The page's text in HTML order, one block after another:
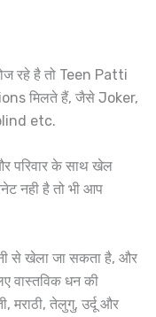
रहे है तो Teen Patti
मिलते हैं, जैसे Joker,
etc.
परिवार के साथ खेल
नही है तो भी आप
से खेला जा सकता है, और
वास्तविक धन की
मराठी, तेलुगु, उर्दू और